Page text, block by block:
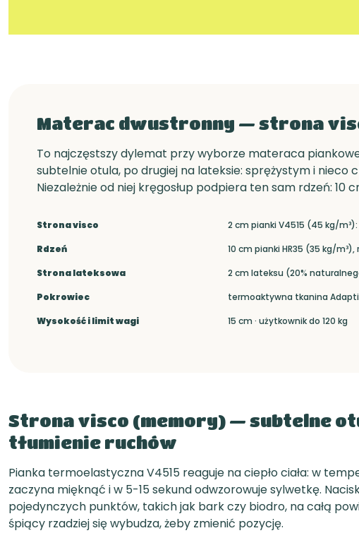
Materac dwustronny — strona
To najczęstszy dylemat przy wyborze materaca
subtelnie otula, po drugiej na lateksie: sprężystym i nieco
Niezależnie od niej kręgosłup podpiera ten sam rdzeń:
Strona visco
2 cm pianki V4515 (45 kg/
Rdzeń
10 cm pianki HR35 (35 kg/
Strona lateksowa
2 cm lateksu (20%
Pokrowiec
termoaktywna tkanina
Wysokość i limit wagi
15 cm · użytkownik do 120 kg
Strona visco (memory) — subtelne
tłumienie ruchów
Pianka termoelastyczna V4515 reaguje na ciepło ciała: w
zaczyna mięknąć i w 5-15 sekund odwzorowuje sylwetkę.
pojedynczych punktów, takich jak bark czy biodro, na całą
śpiący rzadziej się wybudza, żeby zmienić pozycję.